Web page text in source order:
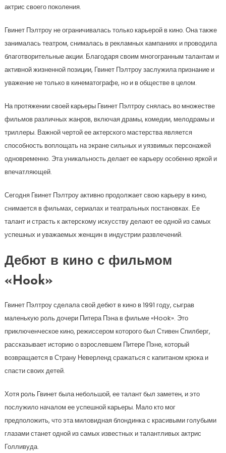
актрис своего поколения.
Гвинет Пэлтроу не ограничивалась только карьерой в кино. Она также
занималась театром, снималась в рекламных кампаниях и проводила
благотворительные акции. Благодаря своим многогранным талантам и
активной жизненной позиции, Гвинет Пэлтроу заслужила признание и
уважение не только в кинематографе, но и в обществе в целом.
На протяжении своей карьеры Гвинет Пэлтроу снялась во множестве
фильмов различных жанров, включая драмы, комедии, мелодрамы и
триллеры. Важной чертой ее актерского мастерства является
способность воплощать на экране сильных и уязвимых персонажей
одновременно. Эта уникальность делает ее карьеру особенно яркой и
впечатляющей.
Сегодня Гвинет Пэлтроу активно продолжает свою карьеру в кино,
снимается в фильмах, сериалах и театральных постановках. Ее
талант и страсть к актерскому искусству делают ее одной из самых
успешных и уважаемых женщин в индустрии развлечений.
Дебют в кино с фильмом
«Hook»
Гвинет Пэлтроу сделала свой дебют в кино в 1991 году, сыграв
маленькую роль дочери Питера Пэна в фильме «Hook». Это
приключенческое кино, режиссером которого был Стивен Спилберг,
рассказывает историю о взрослевшем Питере Пэне, который
возвращается в Страну Неверленд сражаться с капитаном крюка и
спасти своих детей.
Хотя роль Гвинет была небольшой, ее талант был заметен, и это
послужило началом ее успешной карьеры. Мало кто мог
предположить, что эта миловидная блондинка с красивыми голубыми
глазами станет одной из самых известных и талантливых актрис
Голливуда.